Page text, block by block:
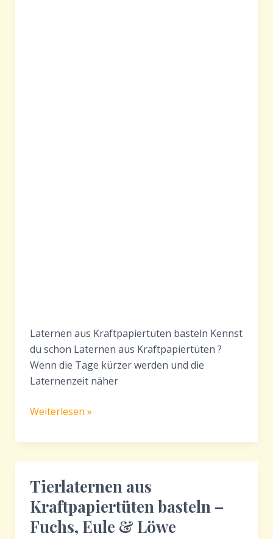
Laternen aus Kraftpapiertüten basteln Kennst
du schon Laternen aus Kraftpapiertüten ?
Wenn die Tage kürzer werden und die
Laternenzeit näher
Laternen
Kraftpapiertüten
basteln
Mond,
Sterne
&
Weiterlesen »
Tierlaternen aus
Kraftpapiertüten basteln –
Fuchs, Eule & Löwe